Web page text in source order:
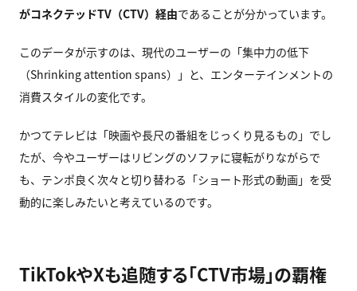
がコネクテッドTV（CTV）経由であることが分かっています。
このデータが示すのは、現代のユーザーの「集中力の低下
（Shrinking attention spans）」と、エンターテインメントの
消費スタイルの変化です。
かつてテレビは「映画や長尺の番組をじっくり見るもの」でし
たが、今やユーザーはリビングのソファに寝転がりながらで
も、テンポ良く次々と切り替わる「ショート形式の動画」を受
動的に楽しみたいと考えているのです。
TikTokやXも追随する「CTV市場」の覇権